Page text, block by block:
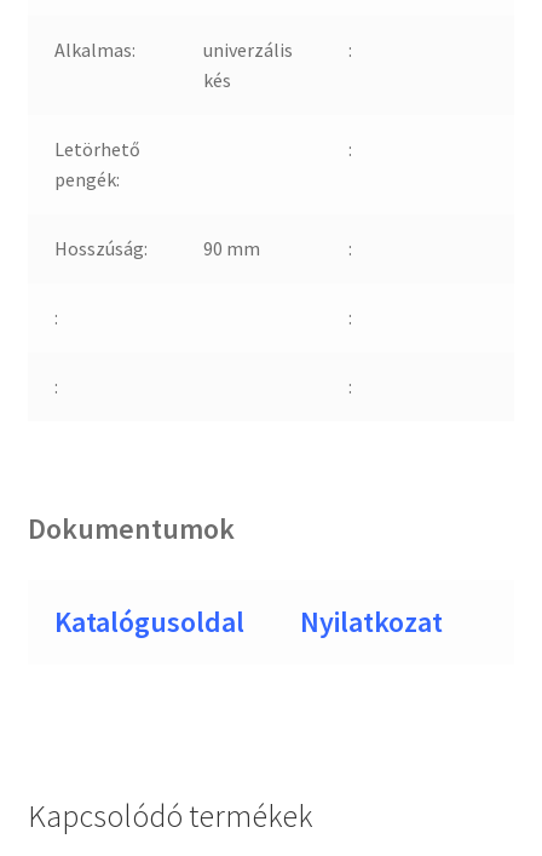
Alkalmas:
univerzális
kés
:
Letörhető
pengék:
:
Hosszúság: 90 mm :
: :
: :
Dokumentumok
Katalógusoldal Nyilatkozat
Kapcsolódó termékek